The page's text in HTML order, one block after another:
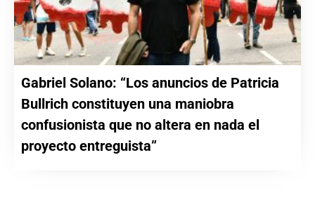
Gabriel Solano: “Los anuncios de Patricia
Bullrich constituyen una maniobra
confusionista que no altera en nada el
proyecto entreguista”